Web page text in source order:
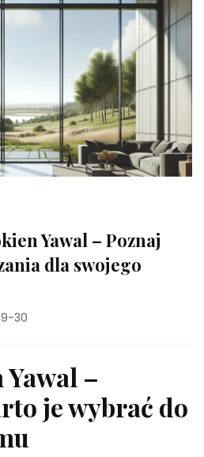
Yawal – Poznaj
dla swojego
30
–
je wybrać do